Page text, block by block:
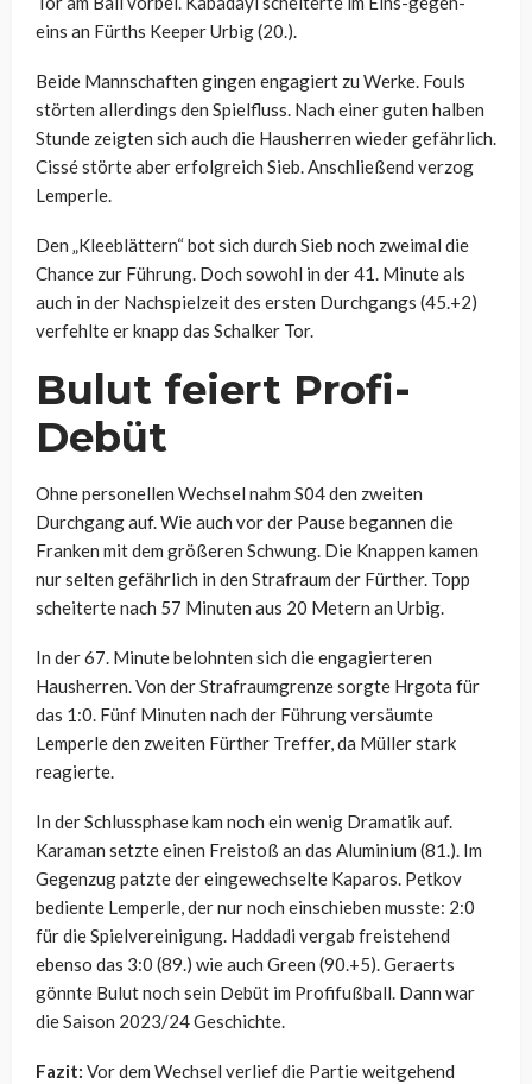
eins an Fürths Keeper Urbig (20.).
Beide Mannschaften gingen engagiert zu Werke. Fouls
störten allerdings den Spielfluss. Nach einer guten halben
Stunde zeigten sich auch die Hausherren wieder gefährlich.
Cissé störte aber erfolgreich Sieb. Anschließend verzog
Lemperle.
Den „Kleeblättern“ bot sich durch Sieb noch zweimal die
Chance zur Führung. Doch sowohl in der 41. Minute als
auch in der Nachspielzeit des ersten Durchgangs (45.+2)
verfehlte er knapp das Schalker Tor.
Bulut feiert Profi-
Debüt
Ohne personellen Wechsel nahm S04 den zweiten
Durchgang auf. Wie auch vor der Pause begannen die
Franken mit dem größeren Schwung. Die Knappen kamen
nur selten gefährlich in den Strafraum der Fürther. Topp
scheiterte nach 57 Minuten aus 20 Metern an Urbig.
In der 67. Minute belohnten sich die engagierteren
Hausherren. Von der Strafraumgrenze sorgte Hrgota für
das 1:0. Fünf Minuten nach der Führung versäumte
Lemperle den zweiten Fürther Treffer, da Müller stark
reagierte.
In der Schlussphase kam noch ein wenig Dramatik auf.
Karaman setzte einen Freistoß an das Aluminium (81.). Im
Gegenzug patzte der eingewechselte Kaparos. Petkov
bediente Lemperle, der nur noch einschieben musste: 2:0
für die Spielvereinigung. Haddadi vergab freistehend
ebenso das 3:0 (89.) wie auch Green (90.+5). Geraerts
gönnte Bulut noch sein Debüt im Profifußball. Dann war
die Saison 2023/24 Geschichte.
Fazit: Vor dem Wechsel verlief die Partie weitgehend